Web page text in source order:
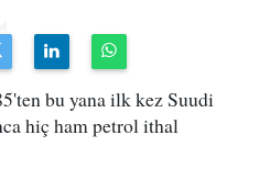
bu yana ilk kez Suudi
hiç ham petrol ithal